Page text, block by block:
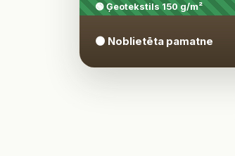
🟢 Ģeotekstils 150 g/m²
🟤 Noblietēta pamatne